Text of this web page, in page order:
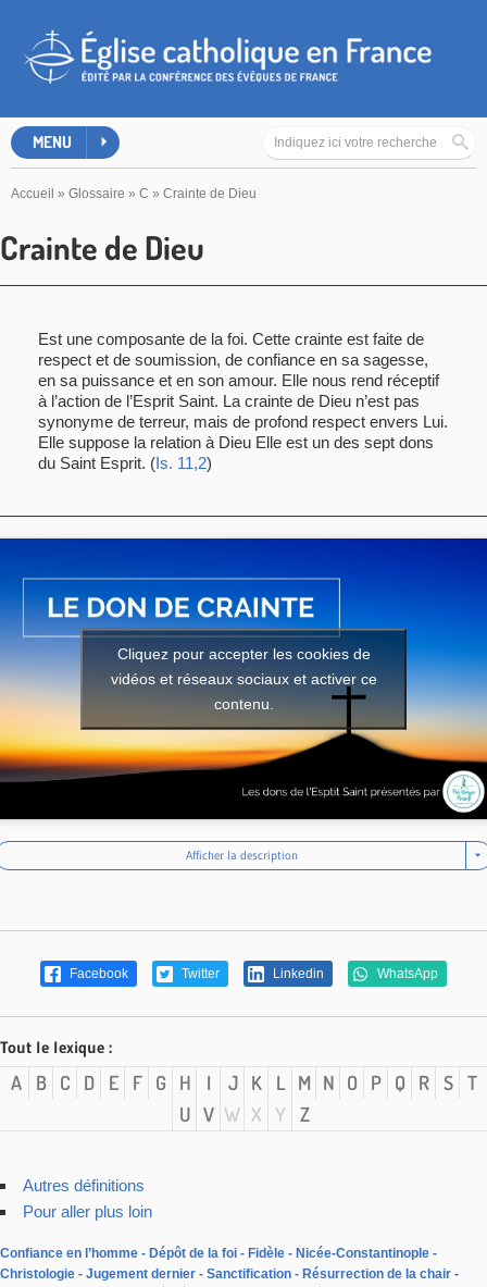
MENU
Accueil » Glossaire » C » Crainte de Dieu
Crainte de Dieu
Est une composante de la foi. Cette crainte est faite de
respect et de soumission, de confiance en sa sagesse,
en sa puissance et en son amour. Elle nous rend réceptif
à l’action de l’Esprit Saint. La crainte de Dieu n’est pas
synonyme de terreur, mais de profond respect envers Lui.
Elle suppose la relation à Dieu Elle est un des sept dons
du Saint Esprit. ( Is. 11,2)
Cliquez pour accepter les cookies de
vidéos et réseaux sociaux et activer ce
contenu.
Afficher la description
Facebook Twitter Linkedin WhatsApp
Tout le lexique :
A B C D E F G H I J K L M N O P Q R S
T
U V W X Y Z
Autres définitions
Pour aller plus loin
Confiance en l’homme Dépôt de la foi Fidèle
Nicée-Constantinople
Christologie
Jugement dernier Sanctification
Résurrection de la chair